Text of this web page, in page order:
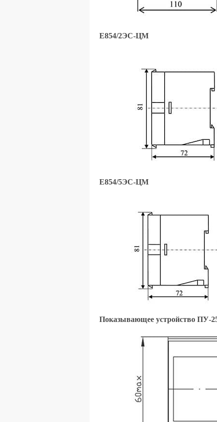
Е854/2ЭС-ЦМ
Е854/5ЭС-ЦМ
Показывающее устройство ПУ-